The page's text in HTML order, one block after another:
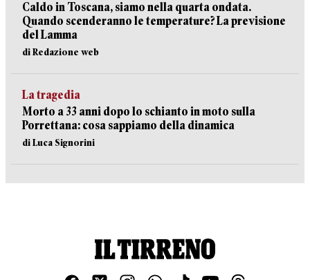
Caldo in Toscana, siamo nella quarta ondata.
Quando scenderanno le temperature? La previsione
del Lamma
di Redazione web
La tragedia
Morto a 33 anni dopo lo schianto in moto sulla
Porrettana: cosa sappiamo della dinamica
di Luca Signorini